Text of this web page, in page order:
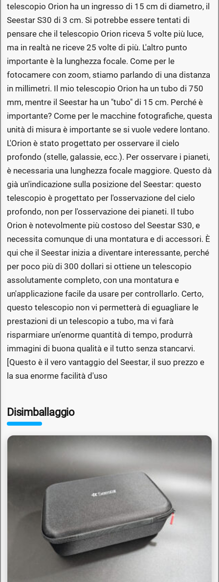
telescopio Orion ha un ingresso di 15 cm di diametro, il
Seestar S30 di 3 cm. Si potrebbe essere tentati di
pensare che il telescopio Orion riceva 5 volte più luce,
ma in realtà ne riceve 25 volte di più. L'altro punto
importante è la lunghezza focale. Come per le
fotocamere con zoom, stiamo parlando di una distanza
in millimetri. Il mio telescopio Orion ha un tubo di 750
mm, mentre il Seestar ha un "tubo" di 15 cm. Perché è
importante? Come per le macchine fotografiche, questa
unità di misura è importante se si vuole vedere lontano.
L'Orion è stato progettato per osservare il cielo
profondo (stelle, galassie, ecc.). Per osservare i pianeti,
è necessaria una lunghezza focale maggiore. Questo dà
già un'indicazione sulla posizione del Seestar: questo
telescopio è progettato per l'osservazione del cielo
profondo, non per l'osservazione dei pianeti. Il tubo
Orion è notevolmente più costoso del Seestar S30, e
necessita comunque di una montatura e di accessori. È
qui che il Seestar inizia a diventare interessante, perché
per poco più di 300 dollari si ottiene un telescopio
assolutamente completo, con una montatura e
un'applicazione facile da usare per controllarlo. Certo,
questo telescopio non vi permetterà di eguagliare le
prestazioni di un telescopio a tubo, ma vi farà
risparmiare un'enorme quantità di tempo, produrrà
immagini di buona qualità e il tutto senza stancarvi.
[Questo è il vero vantaggio del Seestar, il suo prezzo e
la sua enorme facilità d'uso
Disimballaggio